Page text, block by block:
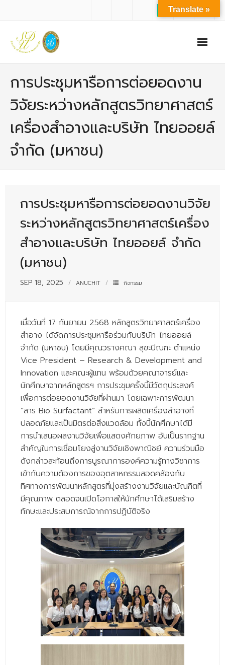
- ปรัชญาการจัดการศึกษา มหาวิทยาลัยสวนดุสิต
- ปรัชญา วิสัยทัศน์ พันธกิจ ของคณะ
- ประวัติความเป็นมาของคณะ
- - บุคลากรวิชาการ
- - อาชีวอนามัยและความปลอดภัย
- - อนามัยสิ่งแวดล้อมและสาธารณภัย
- - วิทยาศาสตร์การแพทย์
- - ความมั่นคงปลอดภัยไซเบอร์
- - อุตสาหกรรมชีวภาพเพื่อธุรกิจ
- ศึกษาศาสตรบัณฑิต
- - วิทยาศาสตร์ทั่วไป
- เทคโนโลยีบัณฑิต
- - เทคโนโลยีสารสนเทศ
ศูนย์บริการ
- ศูนย์เครื่องมือปฏิบัติการวิทยาศาสตร์
- ศูนย์สิ่งแวดล้อม
- ศูนย์ปัญญาประดิษฐ์เพื่อการศึกษา
สหกิจศึกษา
- ข่าวประชาสัมพันธ์
การประชุมหารือการต่อยอดงาน
วิจัยระหว่างหลักสูตรวิทยาศาสตร์
เครื่องสำอางและบริษัท ไทยออยล์
จำกัด (มหาชน)
การประชุมหารือการต่อยอดงานวิจัย
ระหว่างหลักสูตรวิทยาศาสตร์เครื่อง
สำอางและบริษัท ไทยออยล์ จำกัด
(มหาชน)
SEP 18, 2025 ANUCHIT กิจกรรม
เมื่อวันที่ 17 กันยายน 2568 หลักสูตรวิทยาศาสตร์เครื่อง
สำอาง ได้จัดการประชุมหารือร่วมกับบริษัท ไทยออยล์
จำกัด (มหาชน) โดยมีคุณวรางคณา สุขะปิณฑะ ตำแหน่ง
Vice President – Research & Development and
Innovation และคณะผู้แทน พร้อมด้วยคณาจารย์และ
นักศึกษาจากหลักสูตรฯ การประชุมครั้งนี้มีวัตถุประสงค์
เพื่อการต่อยอดงานวิจัยที่ผ่านมา โดยเฉพาะการพัฒนา
“สาร Bio Surfactant” สำหรับการผลิตเครื่องสำอางที่
ปลอดภัยและเป็นมิตรต่อสิ่งแวดล้อม ทั้งนี้นักศึกษาได้มี
การนำเสนอผลงานวิจัยเพื่อแสดงศักยภาพ อันเป็นรากฐาน
สำคัญในการเชื่อมโยงสู่งานวิจัยเชิงพาณิชย์ ความร่วมมือ
ดังกล่าวสะท้อนถึงการบูรณาการองค์ความรู้ทางวิชาการ
เข้ากับความต้องการของอุตสาหกรรมสอดคล้องกับ
ทิศทางการพัฒนาหลักสูตรที่มุ่งสร้างงานวิจัยและบัณฑิตที่
มีคุณภาพ ตลอดจนเปิดโอกาสให้นักศึกษาได้เสริมสร้าง
ทักษะและประสบการณ์จากการปฏิบัติจริง
Translate »